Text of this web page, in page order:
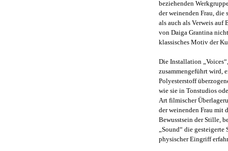
beziehenden
der weinenden Frau,
als auch als Verweis auf
von Daiga Grantina
klassisches Motiv der
Die Installation
zusammengeführt wird,
Polyesterstoff
wie sie in Tonstudios
Art filmischer
der weinenden Frau mit
Bewusstsein der Stille,
„Sound“ die gesteigerte
physischer Eingriff